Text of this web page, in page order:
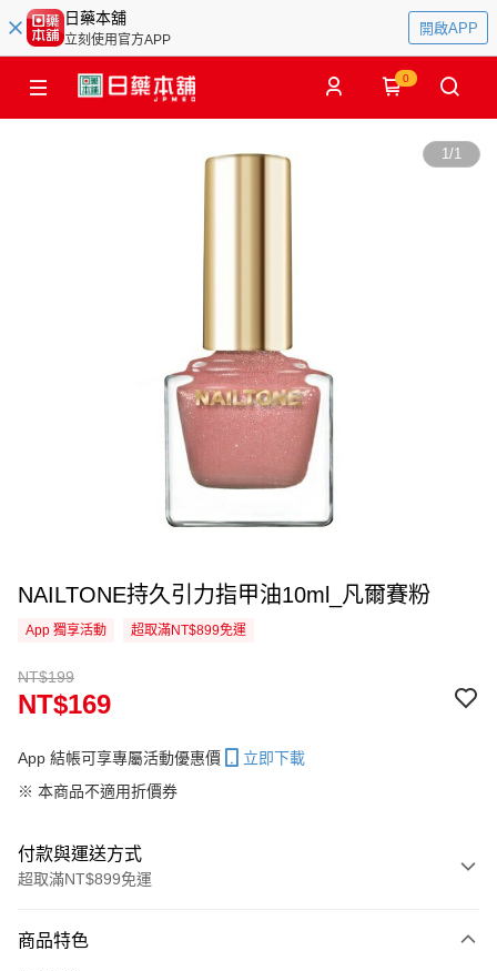
日藥本舖
立刻使用官方APP
開啟APP
0
1/1
NAILTONE持久引力指甲油10ml_凡爾賽粉
App 獨享活動 超取滿NT$899免運
NT$199
NT$169
App 結帳可享專屬活動優惠價
立即下載
※ 本商品不適用折價券
付款與運送方式
超取滿NT$899免運
信用卡一次付款
商品特色